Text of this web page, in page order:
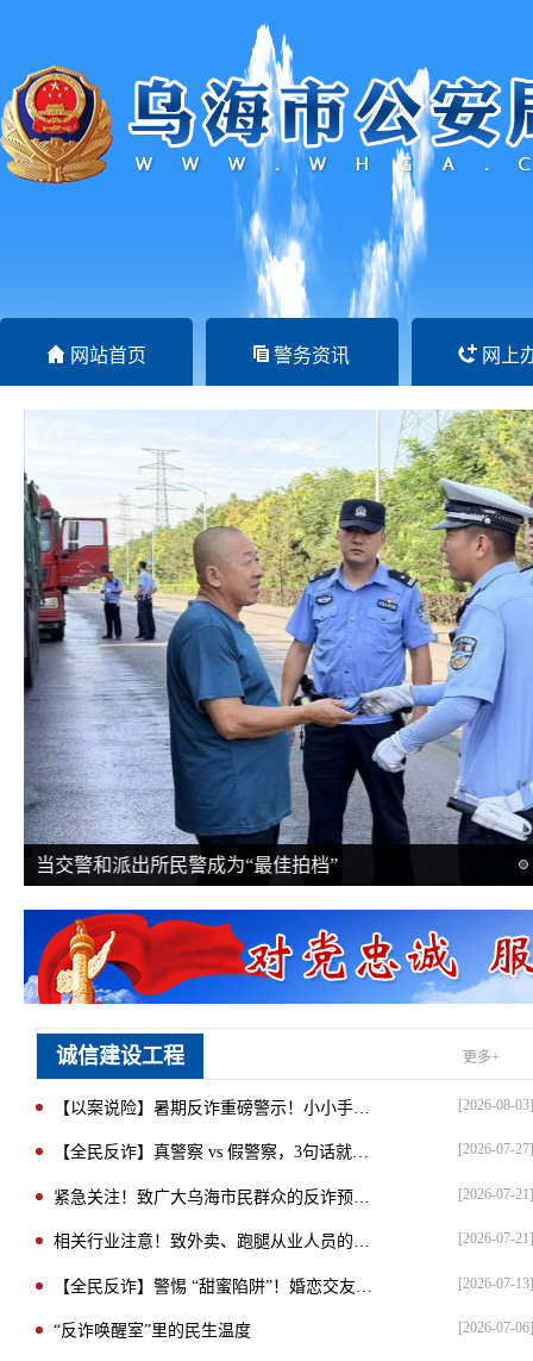
网站首页 警务资讯 网上
当交警和派出所民警成为“最佳拍档”
诚信建设工程 更多+
[2026-08-03
[2026-07-27
【全民反诈】真警察 vs 假警察，3句话就能识破！
[2026-07-21
[2026-07-21
相关行业注意！致外卖、跑腿从业人员的紧急反诈预警提示
[2026-07-13
[2026-07-06
“反诈唤醒室”里的民生温度